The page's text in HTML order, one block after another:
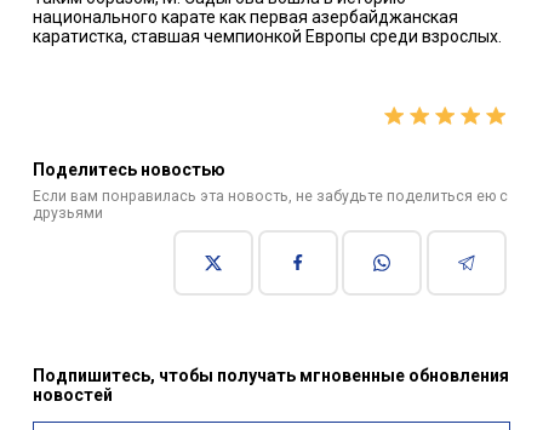
национального карате как первая азербайджанская
каратистка, ставшая чемпионкой Европы среди взрослых.
Поделитесь новостью
Если вам понравилась эта новость, не забудьте поделиться ею с
друзьями
Подпишитесь, чтобы получать мгновенные обновления
новостей